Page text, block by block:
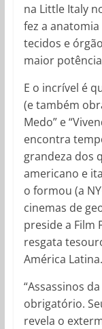
na Little Italy
fez a
tecidos e
maior
E o incrível é
(e também
Medo” e
encontra
grandeza dos
americano e
o formou (a
cinemas de
preside a Film
resgata
América Latina.
“Assassinos
obrigatório.
revela o